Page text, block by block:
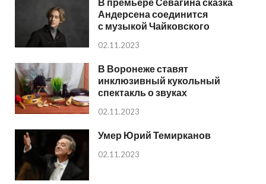
Андерсена соединится
с музыкой Чайковского
02.11.2023
В Воронеже ставят
инклюзивный кукольный
спектакль о звуках
02.11.2023
Умер Юрий Темирканов
02.11.2023